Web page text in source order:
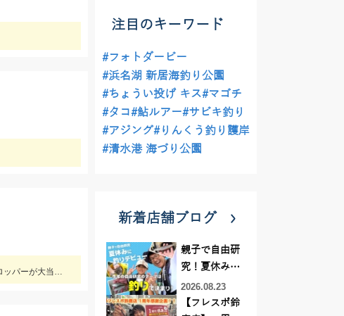
上手い人はオバマリグで連発していましたが、オモリグの方が簡単に数を伸ばすことが出来ました!! オモリグ×スイスイドロッパーが大当たり!!
注目のキーワード
#フォトダービー
#浜名湖 新居海釣り公園
#ちょうい投げ キス#マゴチ
#タコ#鮎ルアー#サビキ釣り
#アジング#りんくう釣り護岸
#清水港 海づり公園
新着店舗ブログ
親子で自由研
究！夏休みに
釣りデビュー
2026.08.23
【フレスポ鈴